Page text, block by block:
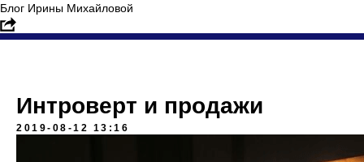
Блог Ирины Михайловой
Интроверт и продажи
2019-08-12 13:16